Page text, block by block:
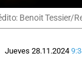
Benoit Tessier/
Jueves 28.11.2024